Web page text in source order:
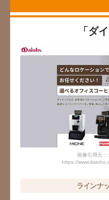
「ダ
画像引用元：
https://
ラインナ